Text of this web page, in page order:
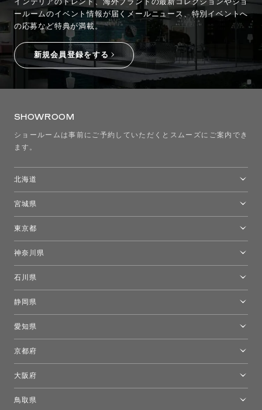
ールームのイベント情報が 届くメールニュース、特別イベントへ
の応募など特典が満載。
新規会員登録をする
SHOWROOM
ショールームは事前にご予約していただくとスムーズにご案内でき
ます。
北海道
宮城県
東京都
モーイ東京
キーブー東京
FLOS｜フロスデザインスペース青山
神奈川県
石川県
静岡県
愛知県
京都府
大阪府
鳥取県